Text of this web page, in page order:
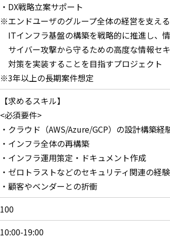
・DX戦略立案サポート
※エンドユーザのグループ全体の経営を支え
ITインフラ基盤の構築を戦略的に推進し、
サイバー攻撃から守るための高度な情報セ
対策を実装することを目指すプロジェクト
※3年以上の長期案件想定
【求めるスキル】
<必須要件>
・クラウド（AWS/Azure/GCP）の設計構築経
・インフラ全体の再構築
・インフラ運用策定・ドキュメント作成
・ゼロトラストなどのセキュリティ関連の経験
・顧客やベンダーとの折衝
100
10:00-19:00